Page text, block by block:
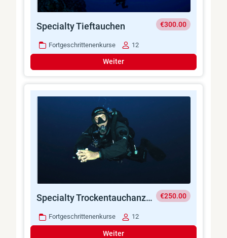
Specialty Tieftauchen €300.00
Fortgeschrittenenkurse 12
Weiter
Specialty Trockentauchanzug €250.00
Fortgeschrittenenkurse 12
Weiter